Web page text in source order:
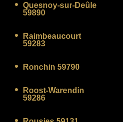
Quesnoy-sur-Deûle
59890
Raimbeaucourt
59283
Ronchin 59790
Roost-Warendin
59286